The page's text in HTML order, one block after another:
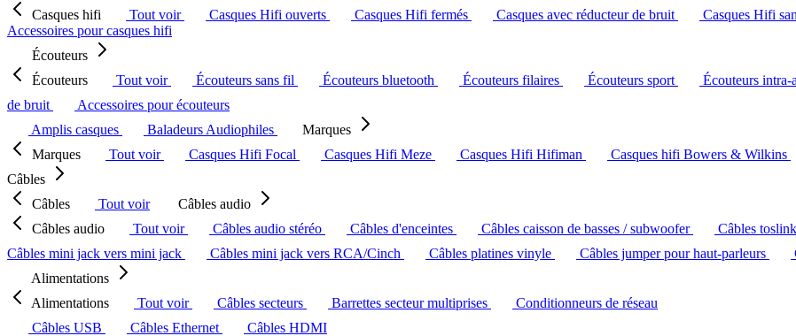
Casques hifi
Tout voir Casques Hifi ouverts Casques Hifi fermés Casques avec réducteur de bruit Casques Hifi
Accessoires pour casques hifi
Écouteurs
Écouteurs
Tout voir Écouteurs sans fil Écouteurs bluetooth Écouteurs filaires Écouteurs sport Écouteurs intra-
de bruit
Accessoires pour écouteurs
Amplis casques
Baladeurs Audiophiles
Marques
Marques
Tout voir Casques Hifi Focal Casques Hifi Meze Casques Hifi Hifiman Casques hifi Bowers & Wilkins
Câbles
Câbles
Tout voir
Câbles audio
Câbles audio
Tout voir Câbles audio stéréo Câbles d'enceintes Câbles caisson de basses / subwoofer Câbles
Câbles mini jack vers mini jack
Câbles mini jack vers RCA/Cinch Câbles platines vinyle Câbles jumper pour haut-parleurs
Alimentations
Alimentations
Tout voir Câbles secteurs Barrettes secteur multiprises
Conditionneurs de réseau
Câbles USB
Câbles Ethernet
Câbles HDMI